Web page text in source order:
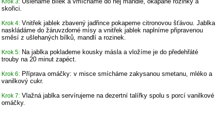
Krok 3:
skořici.
Krok 4: Vnitřek jablek zbavený jadřince pokapeme citronovou šťávou. Jablka
naskládáme do žáruvzdorné mísy a vnitřek jablek naplníme připravenou
směsí z ušlehaných bílků, mandlí a rozinek.
Krok 5: Na jablka poklademe kousky másla a vložíme je do předehřáté
trouby na 20 minut zapéct.
Krok 6: Příprava omáčky: v misce smícháme zakysanou smetanu, mléko a
vanilkový cukr.
Krok 7: Vlažná jablka servírujeme na dezertní talířky spolu s porcí vanilkové
omáčky.